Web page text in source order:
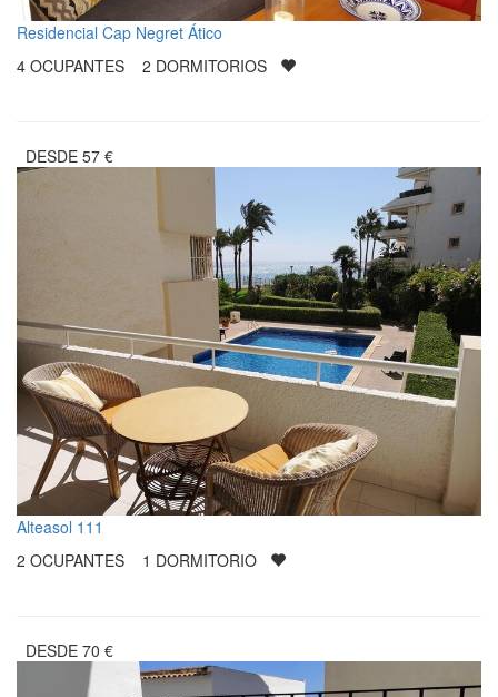
Residencial Cap Negret Ático
4 OCUPANTES 2 DORMITORIOS
DESDE 57 €
Alteasol 111
2 OCUPANTES 1 DORMITORIO
DESDE 70 €